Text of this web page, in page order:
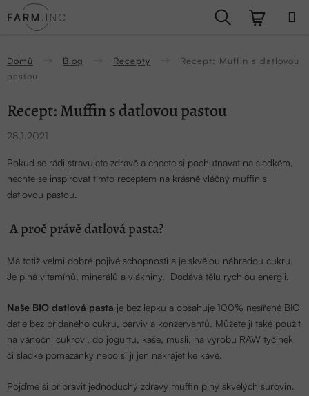
na
Hledat
Domů Blog Recepty
Recept: Muffin s datlovou
pastou
Recept: Muffin s datlovou pastou
28.1.2021
Pokud se rádi stravujete zdravě a chcete si pochutnávat na sladkém,
nechte se inspirovat tímto receptem na krásně vláčný muffin s
datlovou pastou.
A proč právě datlová pasta?
Má totiž velmi dobré pojivé schopnosti a je skvělou náhradou cukru.
Je plná vitamínů, minerálů a vlákniny. Dodává tělu rychlou energii.
Naše BIO datlová pasta je bez lepku a obsahuje 100% nesířené BIO
datle bez přidaného cukru, barviv a konzervantů. Můžete jí také použít
na vánoční cukroví, do jogurtu, kaše, müsli, na výrobu RAW tyčinek
či sladké pomazánky nebo si jí jen nakrájet ke kávě.
Pojďme si připravit jednoduchý zdravý muffin plný skvělých surovin.